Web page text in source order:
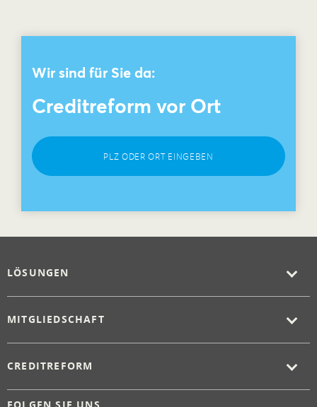
Wir sind für Sie da:
Creditreform vor Ort
PLZ ODER ORT EINGEBEN
LÖSUNGEN
MITGLIEDSCHAFT
CREDITREFORM